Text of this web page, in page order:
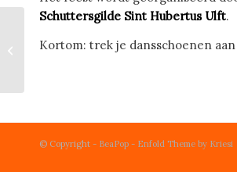
Schuttersgilde Sint Hubertus Ulft.
Kortom: trek je dansschoenen
© Copyright - BeaPop - Enfold Theme by Kriesi
Wij bedanken onze